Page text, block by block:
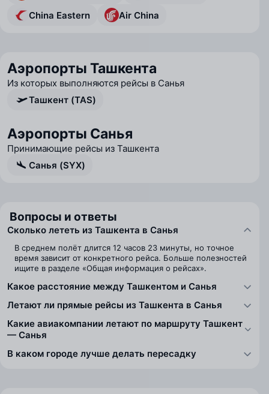
China Eastern
Air China
Аэропорты Ташкента
Из которых выполняются рейсы в Санья
Ташкент (TAS)
Аэропорты Санья
Принимающие рейсы из Ташкента
Санья (SYX)
Вопросы и ответы
Сколько лететь из Ташкента в Санья
В среднем полёт длится 12 часов 23 минуты, но точное
время зависит от конкретного рейса. Больше полезностей
ищите в разделе «Общая информация о рейсах».
Какое расстояние между Ташкентом и Санья
Летают ли прямые рейсы из Ташкента в Санья
Какие авиакомпании летают по маршруту Ташкент
— Санья
В каком городе лучше делать пересадку